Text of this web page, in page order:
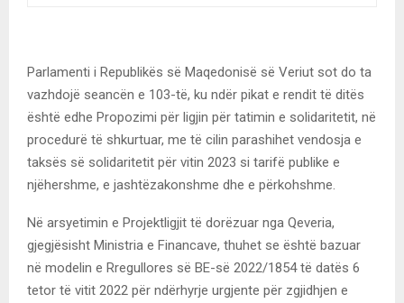
Parlamenti i Republikës së Maqedonisë së Veriut sot do ta
vazhdojë seancën e 103-të, ku ndër pikat e rendit të ditës
është edhe Propozimi për ligjin për tatimin e solidaritetit, në
procedurë të shkurtuar, me të cilin parashihet vendosja e
taksës së solidaritetit për vitin 2023 si tarifë publike e
njëhershme, e jashtëzakonshme dhe e përkohshme.
Në arsyetimin e Projektligjit të dorëzuar nga Qeveria,
gjegjësisht Ministria e Financave, thuhet se është bazuar
në modelin e Rregullores së BE-së 2022/1854 të datës 6
tetor të vitit 2022 për ndërhyrje urgjente për zgjidhjen e